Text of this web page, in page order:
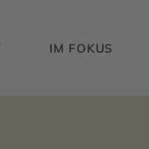
IM FOKUS